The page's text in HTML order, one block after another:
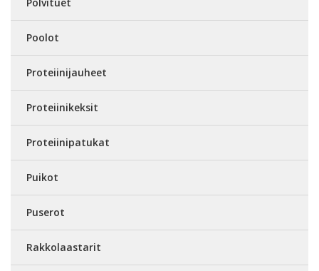
Poolot
Proteiinijauheet
Proteiinikeksit
Proteiinipatukat
Puikot
Puserot
Rakkolaastarit